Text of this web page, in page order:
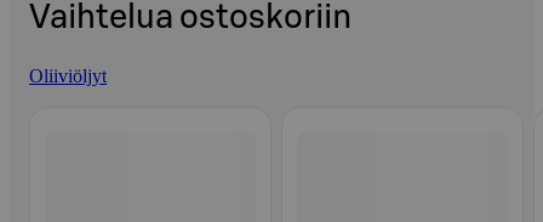
Vaihtelua ostoskoriin
Oliiviöljyt